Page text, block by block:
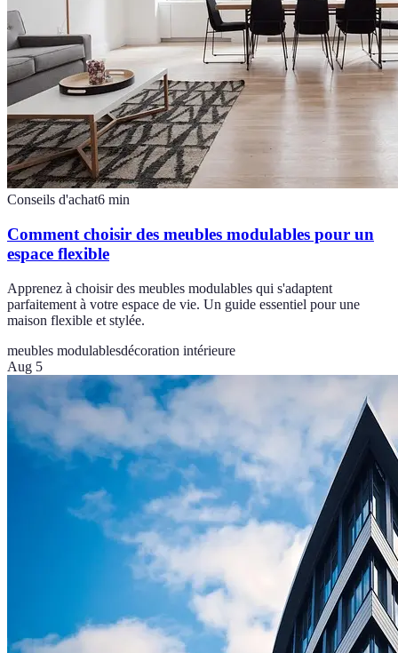
Conseils d'achat6 min
Comment choisir des meubles modulables pour un
espace flexible
Apprenez à choisir des meubles modulables qui s'adaptent
parfaitement à votre espace de vie. Un guide essentiel pour une
maison flexible et stylée.
meubles modulablesdécoration intérieure
Aug 5